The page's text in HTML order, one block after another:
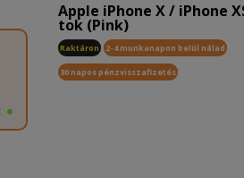
Apple iPhone X / iPhone
tok (Pink)
Raktáron 2-4 munkanapon belül nálad
30 napos pénzvisszafizetés